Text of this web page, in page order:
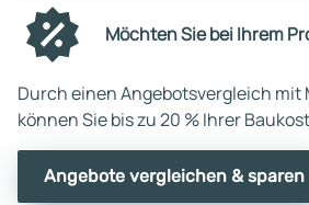
Möchten Sie bei Ihrem
Durch einen Angebotsvergleich mit
können Sie bis zu 20 % Ihrer
Angebote vergleichen & sparen